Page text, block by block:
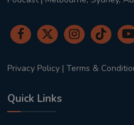
Privacy Policy | Terms &
Quick Links